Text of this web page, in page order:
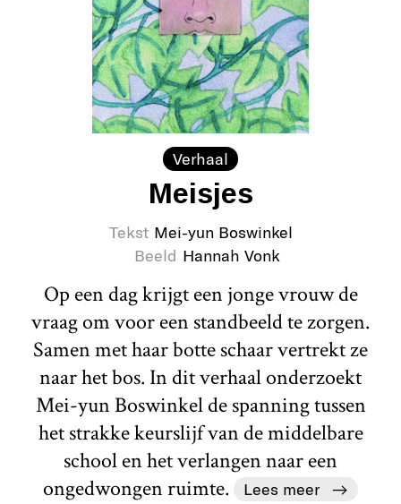
Verhaal
Meisjes
Tekst Mei-yun Boswinkel
Beeld Hannah Vonk
Op een dag krijgt een jonge vrouw de
vraag om voor een standbeeld te zorgen.
Samen met haar botte schaar vertrekt ze
naar het bos. In dit verhaal onderzoekt
Mei-yun Boswinkel de spanning tussen
het strakke keurslijf van de middelbare
school en het verlangen naar een
ongedwongen ruimte.
Lees meer